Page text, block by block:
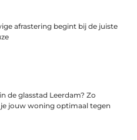
afrastering begint bij de juiste
de glasstad Leerdam? Zo
je jouw woning optimaal tegen